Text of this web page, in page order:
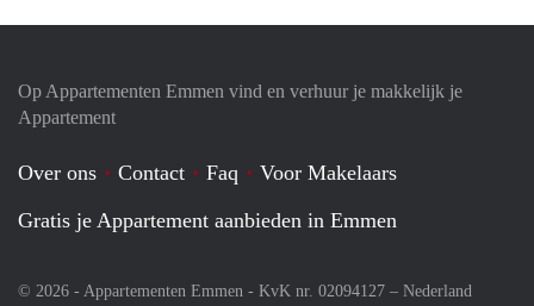
Op Appartementen Emmen vind en verhuur je makkelijk je
Appartement
Over ons Contact Faq
Voor Makelaars
Gratis je Appartement aanbieden in Emmen
© 2026 - Appartementen Emmen - KvK nr. 02094127 – Nederland